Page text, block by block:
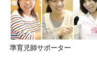
準育児師サポーター